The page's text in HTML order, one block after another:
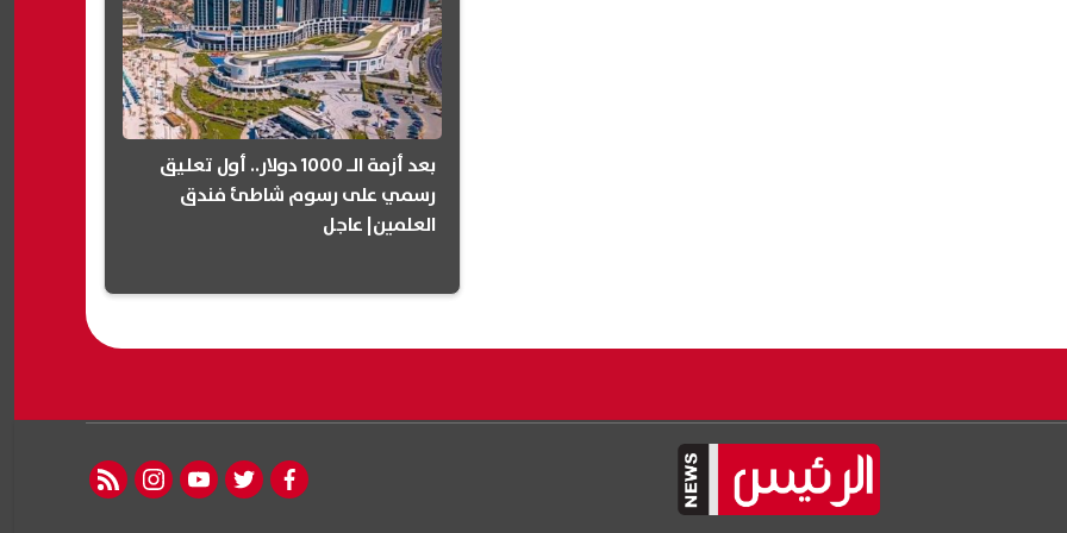
بعد أزمة الـ 1000 دولار.. أول تعليق
رسمي على رسوم شاطئ فندق
العلمين| عاجل
facebook
twitter
youtube
instagram
rss feed